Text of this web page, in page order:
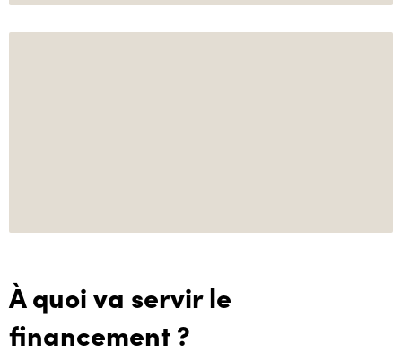
À quoi va servir le
financement ?